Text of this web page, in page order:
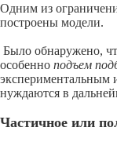
Одним из
построены модели.
Было обнаружено,
особенно подъем
экспериментальным
нуждаются в
Частичное или